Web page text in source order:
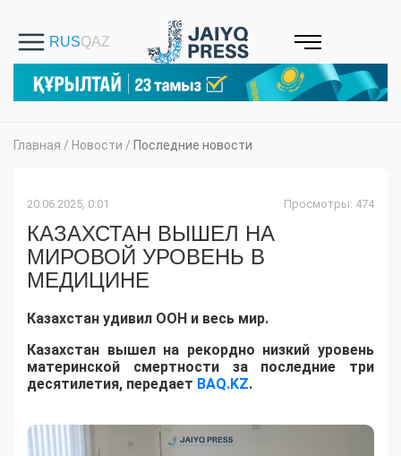
Главная / Новости / Последние новости
20.06.2025, 0:01 Просмотры: 474
КАЗАХСТАН ВЫШЕЛ НА
МИРОВОЙ УРОВЕНЬ В
МЕДИЦИНЕ
Казахстан удивил ООН и весь мир.
Казахстан вышел на рекордно низкий уровень
материнской смертности за последние три
десятилетия, передает BAQ.KZ.